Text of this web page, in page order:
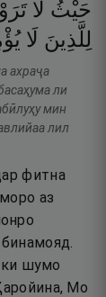
حَيْثُ لَا
لِلَّذِينَ لَا
ахраҷа
ли
мин
лил
фитна
аз
ки шумо
Мо